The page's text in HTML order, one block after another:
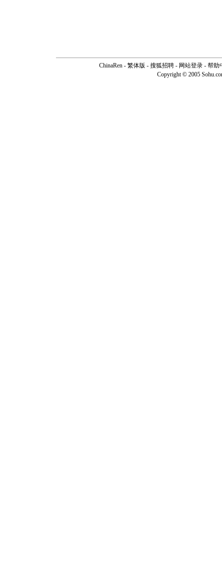
ChinaRen - 繁体版 - 搜狐招聘 - 网站登录 - 帮助
Copyright © 2005